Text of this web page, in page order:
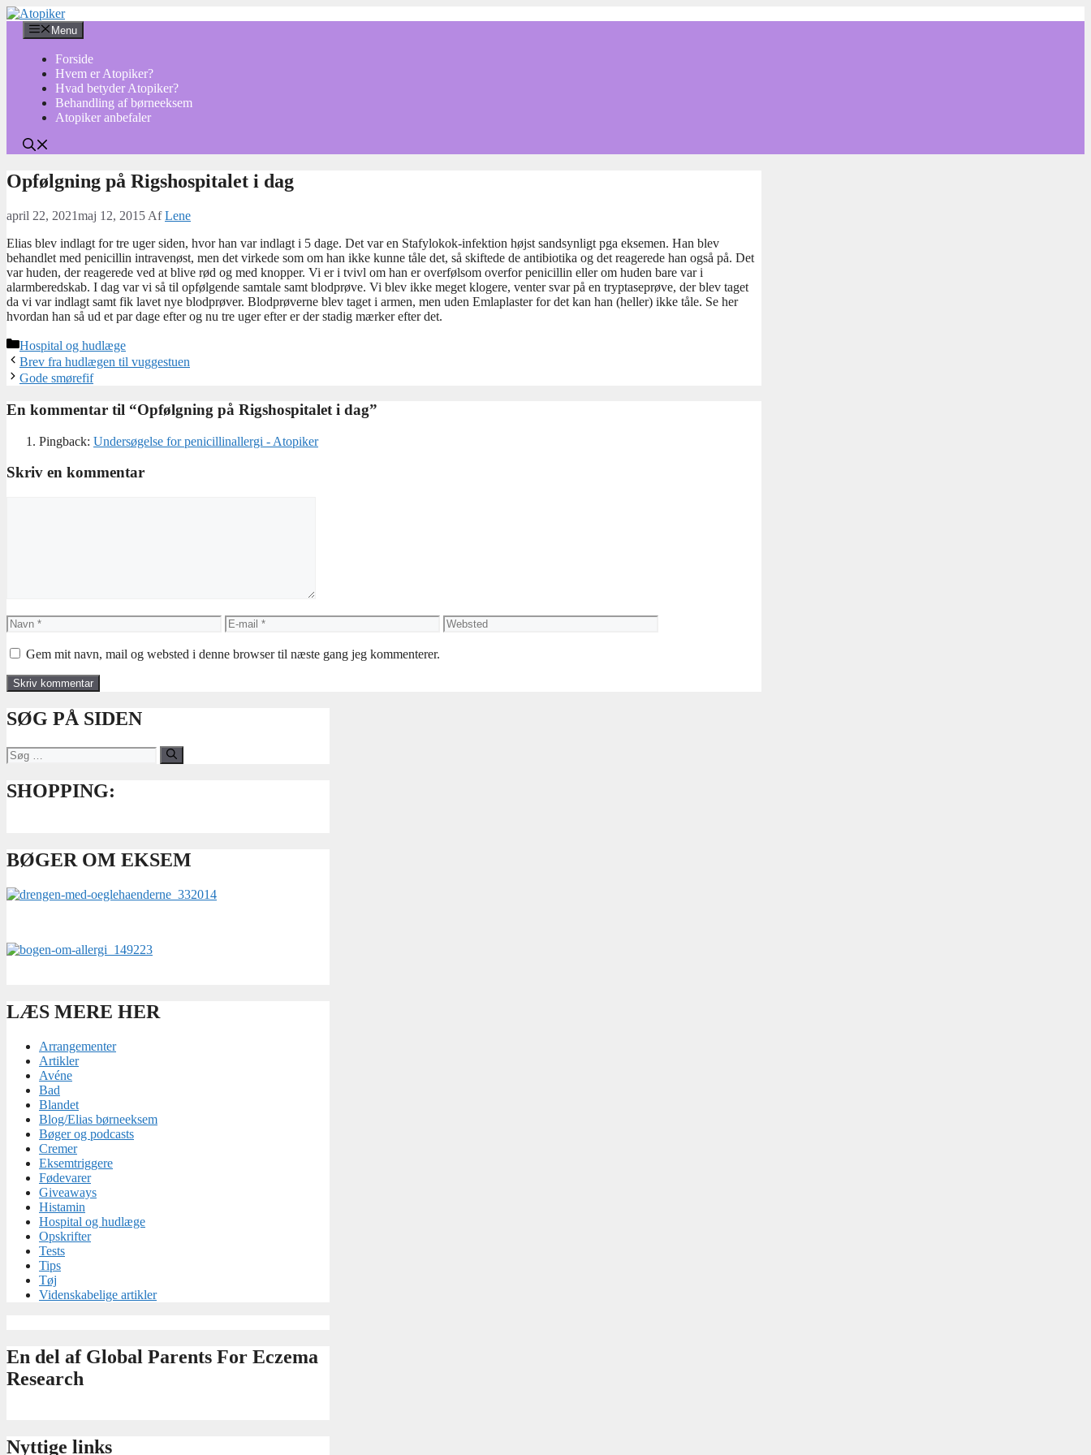
Hop
indhold
Menu
Forside
Hvem er Atopiker?
Hvad betyder Atopiker?
Behandling af børneeksem
Atopiker anbefaler
Opfølgning på Rigshospitalet i dag
april 22, 2021maj 12, 2015 AfLene
Elias blev indlagt for tre uger siden, hvor han var indlagt i 5 dage. Det var en Stafylokok-infektion højst sandsynligt pga eksemen. Han blev
behandlet med penicillin intravenøst, men det virkede som om han ikke kunne tåle det, så skiftede de antibiotika og det reagerede han også på. Det
var huden, der reagerede ved at blive rød og med knopper. Vi er i tvivl om han er overfølsom overfor penicillin eller om huden bare var i
alarmberedskab. I dag var vi så til opfølgende samtale samt blodprøve. Vi blev ikke meget klogere, venter svar på en tryptaseprøve, der blev taget
da vi var indlagt samt fik lavet nye blodprøver. Blodprøverne blev taget i armen, men uden Emlaplaster for det kan han (heller) ikke tåle. Se her
hvordan han så ud et par dage efter og nu tre uger efter er der stadig mærker efter det.
Kategorier
Hospital og hudlæge
Brev fra hudlægen til vuggestuen
Gode smørefif
En kommentar til “Opfølgning på Rigshospitalet i dag”
Pingback: Undersøgelse for penicillinallergi - Atopiker
Skriv en kommentar
Navn
E-
mail
Websted
Gem mit navn, mail og websted i denne browser til næste gang jeg kommenterer.
SØG PÅ SIDEN
Søg
efter:
SHOPPING:
BØGER OM EKSEM
LÆS MERE HER
Arrangementer
Artikler
Avéne
Bad
Blandet
Blog/Elias børneeksem
Bøger og podcasts
Cremer
Eksemtriggere
Fødevarer
Giveaways
Histamin
Hospital og hudlæge
Opskrifter
Tests
Tips
Tøj
Videnskabelige artikler
En del af Global Parents For Eczema
Research
Nyttige links